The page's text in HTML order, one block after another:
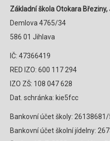
Základní škola Otokara
Demlova 4765/34
586 01 Jihlava
IČ: 47366419
RED IZO: 600 117 294
IZO ZŠ: 108 047 628
Dat. schránka: kie5fcc
Bankovní účet školy:
Bankovní účet školní jídelny: